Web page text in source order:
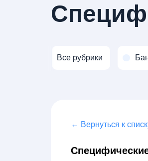
Все рубрики
← Вернуться к